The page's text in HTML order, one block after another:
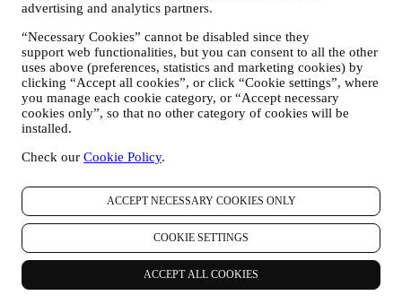
advertising and analytics partners.
“Necessary Cookies” cannot be disabled since they
support web functionalities, but you can consent to all the other
uses above (preferences, statistics and marketing cookies) by
clicking “Accept all cookies”, or click “Cookie settings”, where
you manage each cookie category, or “Accept necessary
cookies only”, so that no other category of cookies will be
installed.
Check our Cookie Policy.
ACCEPT NECESSARY COOKIES ONLY
COOKIE SETTINGS
ACCEPT ALL COOKIES
Votre désinscription sera traitée dans les meilleurs délais, mais
dans certaines circonstances, il se peut que vous receviez
quelques communications supplémentaires jusqu'à ce que
votre désinscription soit complètement traitée.Veuillez
garder à l’esprit que nous ne transmettons pas et ne
vendons pas vos coordonnées et autres données
personnelles à d’autres sociétés à des fins marketing.
RE-CIBLAGE / ADAPTATION DE NOS OFFRES ET
souhaitons utiliser vos données pour adapter nos services et
expérience client personnalisée. À cette fin, nous analyserons
vos habitudes ou vos intérêts, par exemple en lien avec les
produits les plus consultés, vos interactions avec nous sur les
réseaux sociaux, les pages de notre site Web que vous
consultez, le contenu de nos offres que vous lisez, etc. Nous
procéderons à cette analyse principalement en ayant recours à
des cookies et technologies similaires (incluant les pixels de